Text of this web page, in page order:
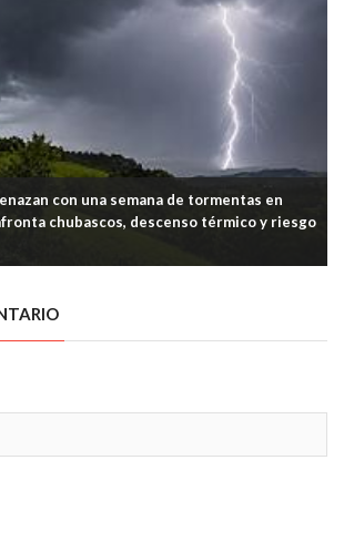
con una semana de tormentas en
chubascos, descenso térmico y riesgo